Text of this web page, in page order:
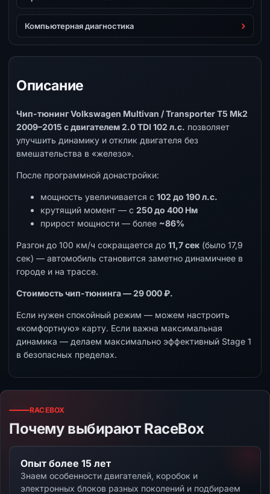
Компьютерная диагностика
Описание
Чип-тюнинг Volkswagen Multivan / Transporter T5 Mk2
2009–2015 с двигателем 2.0 TDI 102 л.с. позволяет
улучшить динамику и отклик двигателя без
вмешательства в «железо».
После программной донастройки:
мощность увеличивается с 102 до 190 л.с.
крутящий момент — с 250 до 400 Нм
прирост мощности — более ~86%
Разгон до 100 км/ч сокращается до 11,7 сек (было 17,9
сек) — автомобиль становится заметно динамичнее в
городе и на трассе.
Стоимость чип-тюнинга — 29 000 ₽.
Если нужен спокойный режим — можем настроить
«комфортную» карту. Если важна максимальная
динамика — делаем максимально эффективный Stage 1
в безопасных пределах.
RACEBOX
Почему выбирают RaceBox
Опыт более 15 лет
Знаем особенности двигателей, коробок и
электронных блоков разных поколений и подбираем